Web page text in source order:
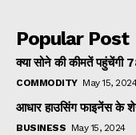
Popular Post
क्या सोने की कीमतें पहुंचेंगी
COMMODITY May 15, 2024
आधार हाउसिंग फाइनेंस के
BUSINESS May 15, 2024